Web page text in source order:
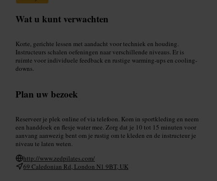
Wat u kunt verwachten
Korte, gerichte lessen met aandacht voor techniek en houding.
Instructeurs schalen oefeningen naar verschillende niveaus. Er is
ruimte voor individuele feedback en rustige warming-ups en cooling-
downs.
Plan uw bezoek
Reserveer je plek online of via telefoon. Kom in sportkleding en neem
een handdoek en flesje water mee. Zorg dat je 10 tot 15 minuten voor
aanvang aanwezig bent om je rustig om te kleden en de instructeur je
niveau te laten weten.
http://www.zedpilates.com/
69 Caledonian Rd, London N1 9BT, UK